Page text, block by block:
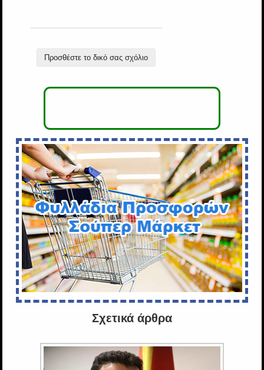
Προσθέστε το δικό σας σχόλιο
Σχετικά άρθρα